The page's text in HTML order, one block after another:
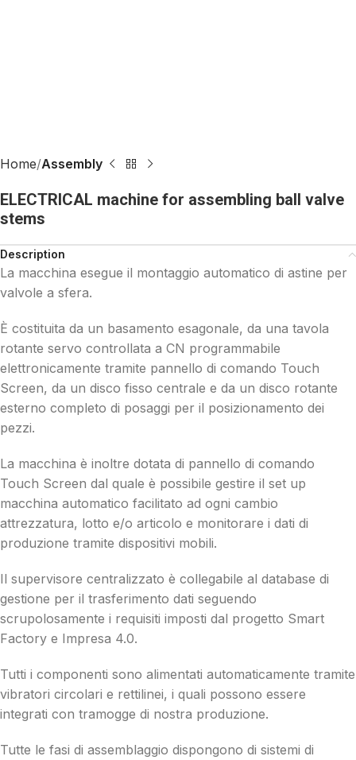
Home Assembly
ELECTRICAL machine for assembling ball valve
stems
Description
La macchina esegue il montaggio automatico di astine per
valvole a sfera.
È costituita da un basamento esagonale, da una tavola
rotante servo controllata a CN programmabile
elettronicamente tramite pannello di comando Touch
Screen, da un disco fisso centrale e da un disco rotante
esterno completo di posaggi per il posizionamento dei
pezzi.
La macchina è inoltre dotata di pannello di comando
Touch Screen dal quale è possibile gestire il set up
macchina automatico facilitato ad ogni cambio
attrezzatura, lotto e/o articolo e monitorare i dati di
produzione tramite dispositivi mobili.
Il supervisore centralizzato è collegabile al database di
gestione per il trasferimento dati seguendo
scrupolosamente i requisiti imposti dal progetto Smart
Factory e Impresa 4.0.
Tutti i componenti sono alimentati automaticamente tramite
vibratori circolari e rettilinei, i quali possono essere
integrati con tramogge di nostra produzione.
Tutte le fasi di assemblaggio dispongono di sistemi di